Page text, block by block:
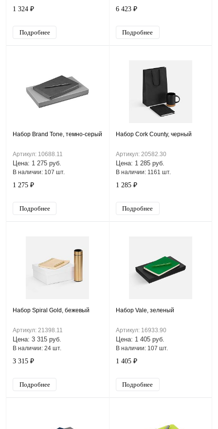
1 324 ₽
Подробнее
6 423 ₽
Подробнее
Набор Brand Tone, темно-серый
Артикул: 10688.11
Цена: 1 275 руб.
В наличии: 107 шт.
1 275 ₽
Подробнее
Набор Cork County, черный
Артикул: 20582.30
Цена: 1 285 руб.
В наличии: 1161 шт.
1 285 ₽
Подробнее
Набор Spiral Gold, бежевый
Артикул: 21398.11
Цена: 3 315 руб.
В наличии: 24 шт.
3 315 ₽
Подробнее
Набор Vale, зеленый
Артикул: 16933.90
Цена: 1 405 руб.
В наличии: 107 шт.
1 405 ₽
Подробнее